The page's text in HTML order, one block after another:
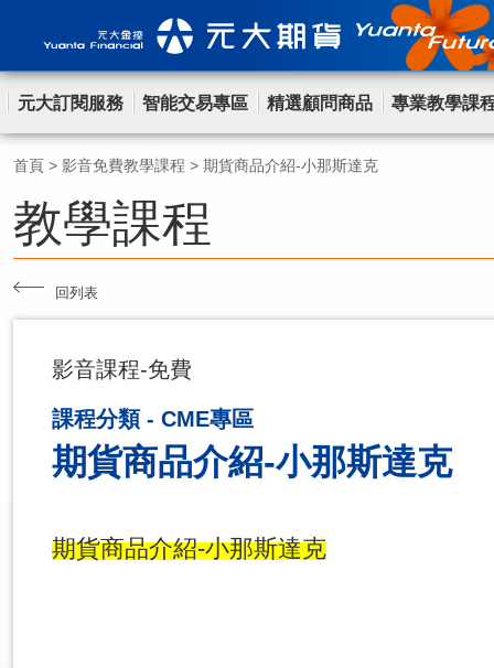
元大訂閱服務 智能交易專區 精選顧問商品 專業教學課
首頁 > 影音免費教學課程 > 期貨商品介紹-小那斯達克
教學課程
回列表
影音課程-免費
課程分類 - CME專區
期貨商品介紹-小那斯達克
期貨商品介紹-小那斯達克